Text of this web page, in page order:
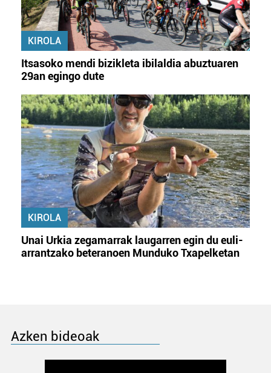
KIROLA
Itsasoko mendi bizikleta ibilaldia abuztuaren
29an egingo dute
KIROLA
Unai Urkia zegamarrak laugarren egin du euli-
arrantzako beteranoen Munduko Txapelketan
Azken bideoak